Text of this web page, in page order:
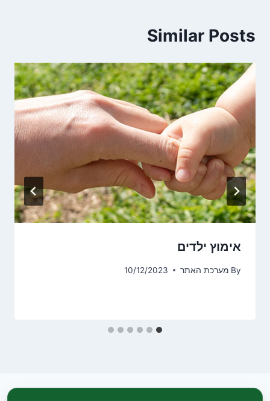
Similar Posts
אימוץ ילדים
By מערכת האתר 10/12/2023